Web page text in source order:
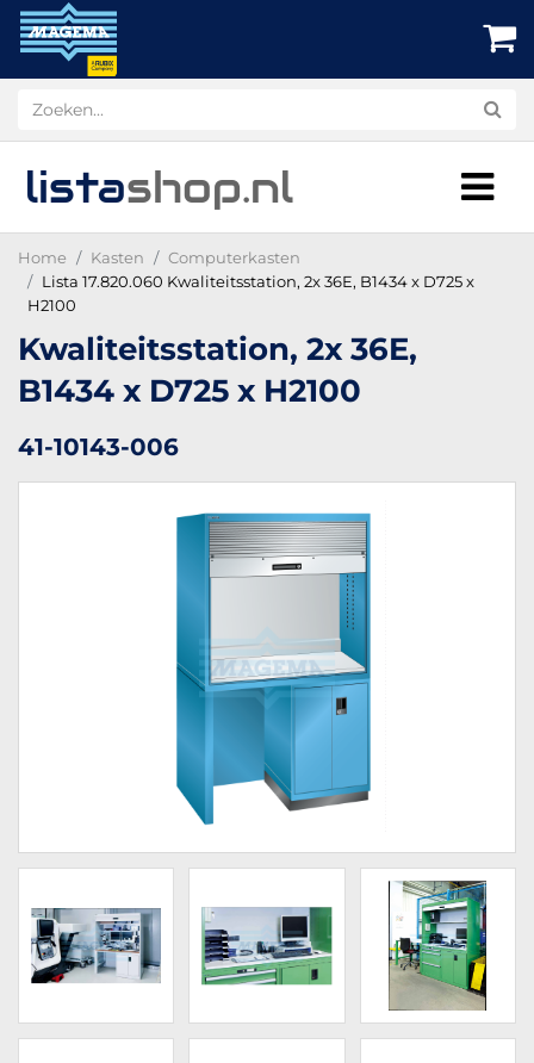
listashop.nl
Home Kasten
Computerkasten
Lista 17.820.060 Kwaliteitsstation, 2x 36E, B1434 x D725 x
H2100
Kwaliteitsstation, 2x 36E,
B1434 x D725 x H2100
41-10143-006